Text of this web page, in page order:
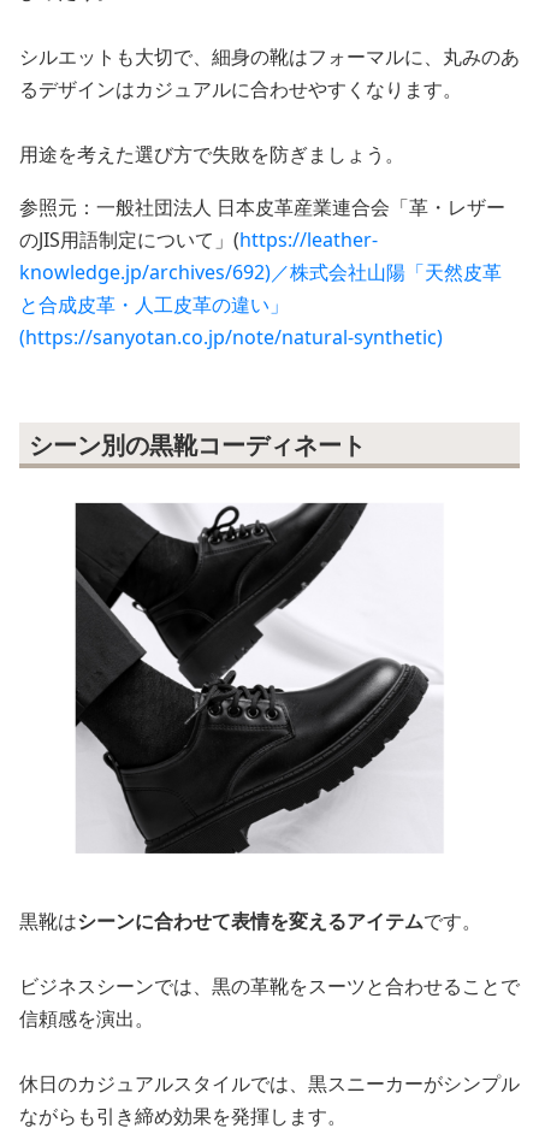
シルエットも大切で、細身の靴はフォーマルに、丸みのあ
るデザインはカジュアルに合わせやすくなります。
用途を考えた選び方で失敗を防ぎましょう。
参照元：一般社団法人 日本皮革産業連合会「革・レザー
のJIS用語制定について」(https://leather-
knowledge.jp/archives/692)／株式会社山陽「天然皮革
と合成皮革・人工皮革の違い」
(https://sanyotan.co.jp/note/natural-synthetic)
シーン別の黒靴コーディネート
黒靴はシーンに合わせて表情を変えるアイテムです。
ビジネスシーンでは、黒の革靴をスーツと合わせることで
信頼感を演出。
休日のカジュアルスタイルでは、黒スニーカーがシンプル
ながらも引き締め効果を発揮します。